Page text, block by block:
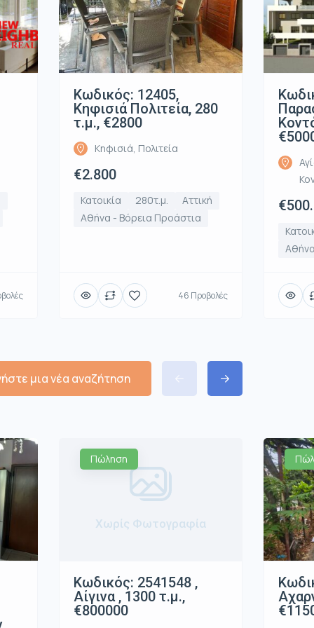
Κωδικός: 12405,
Κηφισιά Πολιτεία, 280
τ.μ., €2800
Κηφισιά, Πολιτεία
€2.800
Κατοικία 280τ.μ.
Αττική
Αθήνα - Βόρεια Προάστια
46 Προβολές
μια νέα αναζήτηση
Πώληση
Χωρίς Φωτογραφία
Κωδικός: 2541548 ,
Αίγινα , 1300 τ.μ.,
€800000